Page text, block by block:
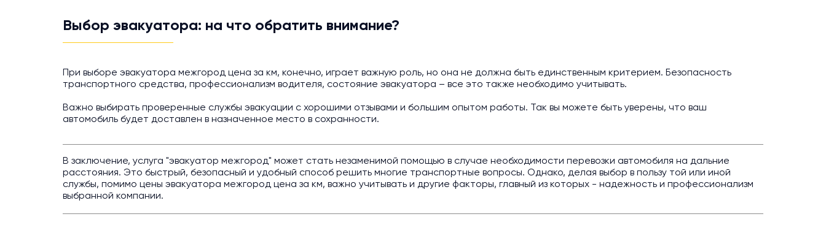
Выбор эвакуатора: на что обратить внимание?
При выборе эвакуатора межгород цена за км, конечно, играет важную роль, но она не должна быть единственным критерием. Безопасность
транспортного средства, профессионализм водителя, состояние эвакуатора – все это также необходимо учитывать.
Важно выбирать проверенные службы эвакуации с хорошими отзывами и большим опытом работы. Так вы можете быть уверены, что ваш
автомобиль будет доставлен в назначенное место в сохранности.
В заключение, услуга "эвакуатор межгород" может стать незаменимой помощью в случае необходимости перевозки автомобиля на дальние
расстояния. Это быстрый, безопасный и удобный способ решить многие транспортные вопросы. Однако, делая выбор в пользу той или иной
службы, помимо цены эвакуатора межгород цена за км, важно учитывать и другие факторы, главный из которых - надежность и профессионализм
выбранной компании.